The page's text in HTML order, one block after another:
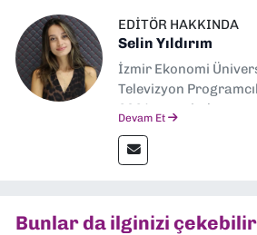
EDITÖR HAKKINDA
Selin Yıldırım
İzmir Ekonomi
Televizyon
2024 senesinde
editörlük görevini de
Devam Et
Bunlar da ilginizi çekebilir